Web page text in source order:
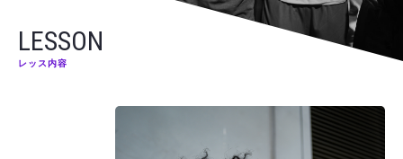
LESSON
レッス内容